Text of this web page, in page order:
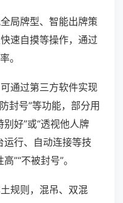
局牌型、智能出牌策
速自摸等操作，通过
。
通过第三方软件实现
封号”等功能，部分用
好”或“透视他人牌
运行、自动连接等技
”“不被封号”。
规则，混吊、双混